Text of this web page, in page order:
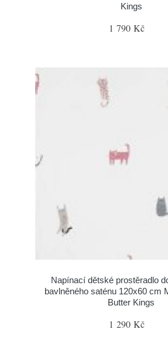
Kings
1 790 Kč
Napínací dětské prostěradlo
bavlněného saténu 120x60 cm
Butter Kings
1 290 Kč